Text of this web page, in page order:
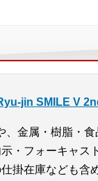
jin SMILE V
、金属・樹脂・
・フォーキャス
掛在庫なども含